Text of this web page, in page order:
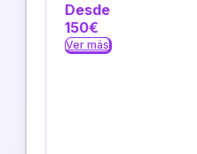
Desde
150€
Ver más